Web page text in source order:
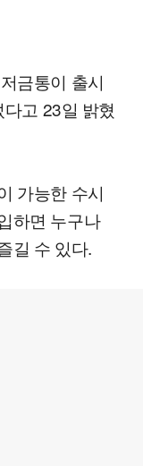
금통이 출시
고 23일 밝혔
가능한 수시
하면 누구나
길 수 있다.